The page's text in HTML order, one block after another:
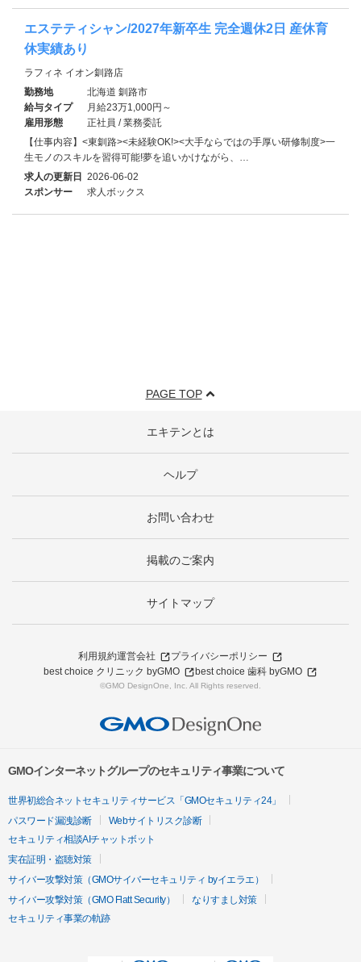
エステティシャン/2027年新卒生 完全週休2日 産休育
休実績あり
ラフィネ イオン釧路店
勤務地
北海道 釧路市
給与タイプ
月給23万1,000円～
雇用形態
正社員 / 業務委託
【仕事内容】<東釧路><未経験OK!><大手ならではの手厚い研修制度>一
生モノのスキルを習得可能!夢を追いかけながら、…
求人の更新日 2026-06-02
スポンサー
求人ボックス
PAGE TOP
エキテンとは
ヘルプ
お問い合わせ
掲載のご案内
サイトマップ
利用規約運営会社
プライバシーポリシー
best choice クリニック byGMO
best choice 歯科 byGMO
©GMO DesignOne, Inc. All Rights reserved.
GMOインターネットグループのセキュリティ事業について
世界初総合ネットセキュリティサービス「GMOセキュリティ24」
パスワード漏洩診断
Webサイトリスク診断
セキュリティ相談AIチャットボット
実在証明・盗聴対策
サイバー攻撃対策（GMOサイバーセキュリティ byイエラエ）
サイバー攻撃対策（GMO Flatt Security）
なりすまし対策
セキュリティ事業の軌跡